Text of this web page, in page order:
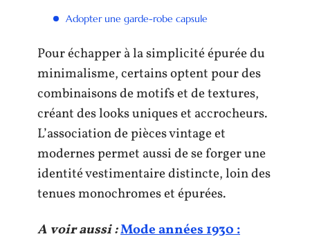
Adopter une garde-robe capsule
Pour échapper à la simplicité épurée du
minimalisme, certains optent pour des
combinaisons de motifs et de textures,
créant des looks uniques et accrocheurs.
L’association de pièces vintage et
modernes permet aussi de se forger une
identité vestimentaire distincte, loin des
tenues monochromes et épurées.
A voir aussi :Mode années 1930 :